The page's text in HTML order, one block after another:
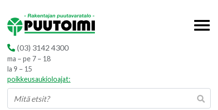
(03) 3142 4300
ma – pe 7 – 18
la 9 – 15
poikkeusaukioloajat: